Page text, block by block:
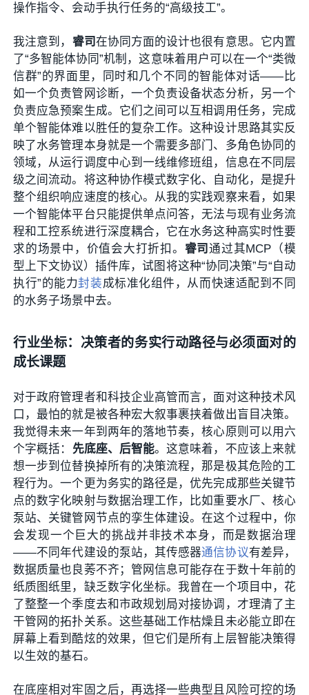
操作指令、会动手执行任务的“高级技工”。
我注意到， 睿司在协同方面的设计也很有意思。它内置
了“多智能体协同”机制，这意味着用户可以在一个“类微
信群”的界面里，同时和几个不同的智能体对话——比
如一个负责管网诊断，一个负责设备状态分析，另一个
负责应急预案生成。它们之间可以互相调用任务，完成
单个智能体难以胜任的复杂工作。这种设计思路其实反
映了水务管理本身就是一个需要多部门、多角色协同的
领域，从运行调度中心到一线维修班组，信息在不同层
级之间流动。将这种协作模式数字化、自动化，是提升
整个组织响应速度的核心。从我的实践观察来看，如果
一个智能体平台只能提供单点问答，无法与现有业务流
程和工控系统进行深度耦合，它在水务这种高实时性要
求的场景中，价值会大打折扣。 睿司通过其MCP（模
型上下文协议）插件库，试图将这种“协同决策”与“自动
执行”的能力封装成标准化组件，从而快速适配到不同
的水务子场景中去。
行业坐标：决策者的务实行动路径与必须面对的
成长课题
对于政府管理者和科技企业高管而言，面对这种技术风
口，最怕的就是被各种宏大叙事裹挟着做出盲目决策。
我觉得未来一年到两年的落地节奏，核心原则可以用六
个字概括： 先底座、后智能。这意味着，不应该上来就
想一步到位替换掉所有的决策流程，那是极其危险的工
程行为。一个更为务实的路径是，优先完成那些关键节
点的数字化映射与数据治理工作，比如重要水厂、核心
泵站、关键管网节点的孪生体建设。在这个过程中，你
会发现一个巨大的挑战并非技术本身，而是数据治理
——不同年代建设的泵站，其传感器通信协议有差异，
数据质量也良莠不齐；管网信息可能存在于数十年前的
纸质图纸里，缺乏数字化坐标。我曾在一个项目中，花
了整整一个季度去和市政规划局对接协调，才理清了主
干管网的拓扑关系。这些基础工作枯燥且未必能立即在
屏幕上看到酷炫的效果，但它们是所有上层智能决策得
以生效的基石。
在底座相对牢固之后，再选择一些典型且风险可控的场